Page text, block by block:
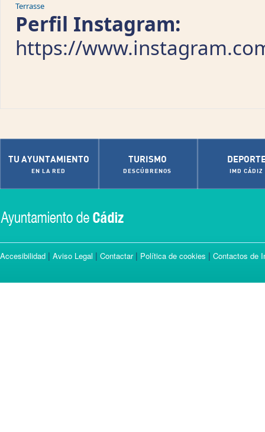
Terrasse
Perfil Instagram:
https://
TU AYUNTAMIENTO
EN LA RED
TURISMO
DESCÚBRENOS IMD CÁDIZ
Accesibilidad | Aviso Legal | Contactar| Política de cookies | Contactos de